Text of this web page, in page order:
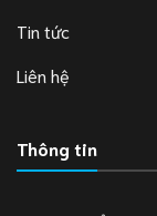
Tin tức
Liên hệ
Thông tin